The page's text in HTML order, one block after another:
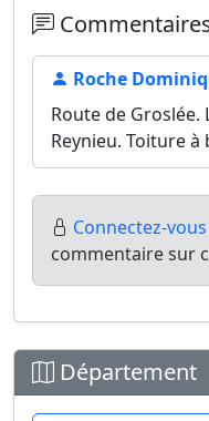
Roche
Route de Groslée.
Reynieu. Toiture à
Connectez-vous
commentaire sur
Département